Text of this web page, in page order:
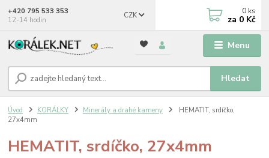
Menu
CZK
Hledat
+420 795 533 353
12-14 hodin
0 ks
za 0 Kč
Úvod KORÁLKY Minerály a drahé kameny
HEMATIT, srdíčko,
27x4mm
HEMATIT, srdíčko, 27x4mm